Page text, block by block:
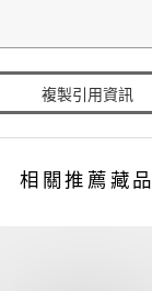
複製引用資訊
相關推薦藏品